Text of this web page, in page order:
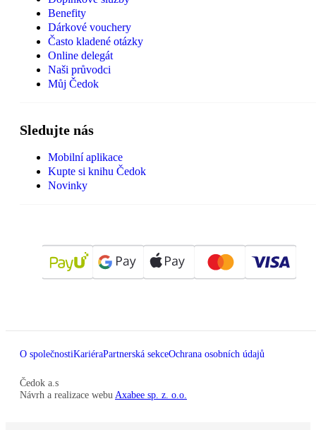
Benefity
Dárkové vouchery
Často kladené otázky
Online delegát
Naši průvodci
Můj Čedok
Sledujte nás
Mobilní aplikace
Kupte si knihu Čedok
Novinky
O společnostiKariéraPartnerská sekceOchrana osobních údajů
Čedok a.s
Návrh a realizace webu Axabee sp. z. o.o.